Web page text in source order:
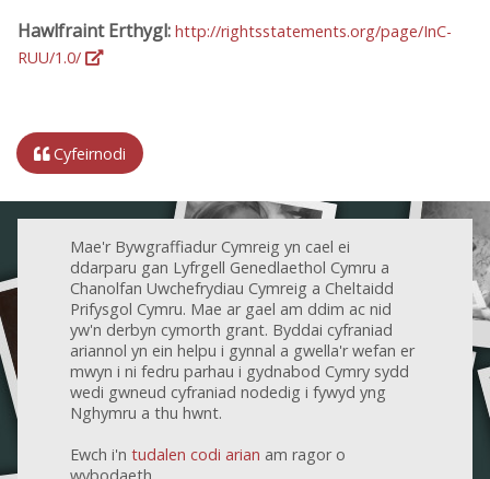
Hawlfraint Erthygl: http://rightsstatements.org/page/InC-
RUU/1.0/
Cyfeirnodi
Mae'r Bywgraffiadur Cymreig yn cael ei
ddarparu gan Lyfrgell Genedlaethol Cymru a
Chanolfan Uwchefrydiau Cymreig a Cheltaidd
Prifysgol Cymru. Mae ar gael am ddim ac nid
yw'n derbyn cymorth grant. Byddai cyfraniad
ariannol yn ein helpu i gynnal a gwella'r wefan er
mwyn i ni fedru parhau i gydnabod Cymry sydd
wedi gwneud cyfraniad nodedig i fywyd yng
Nghymru a thu hwnt.
Ewch i'n tudalen codi arian am ragor o
wybodaeth.